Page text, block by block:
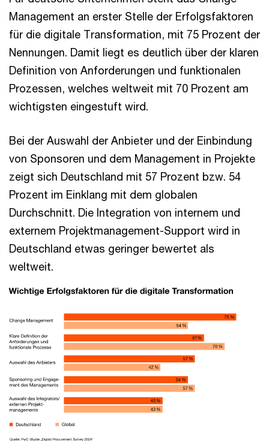
Management an erster Stelle der Erfolgsfaktoren
für die digitale Transformation, mit 75 Prozent der
Nennungen. Damit liegt es deutlich über der klaren
Definition von Anforderungen und funktionalen
Prozessen, welches weltweit mit 70 Prozent am
wichtigsten eingestuft wird.
Bei der Auswahl der Anbieter und der Einbindung
von Sponsoren und dem Management in Projekte
zeigt sich Deutschland mit 57 Prozent bzw. 54
Prozent im Einklang mit dem globalen
Durchschnitt. Die Integration von internem und
externem Projektmanagement-Support wird in
Deutschland etwas geringer bewertet als
weltweit.